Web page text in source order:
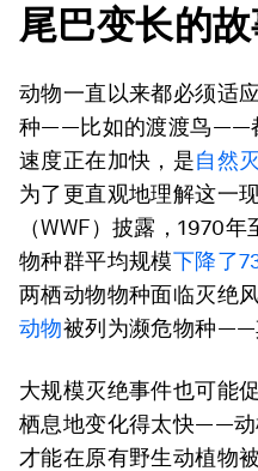
尾巴变长的
动物一直以来都必须适
种——比如的渡渡鸟——
速度正在加快，是自然
为了更直观地理解这一
（WWF）披露，1970
物种群平均规模下降了
两栖动物物种面临灭绝
动物被列为濒危物种——
大规模灭绝事件也可能
栖息地变化得太快——动
才能在原有野生动植物